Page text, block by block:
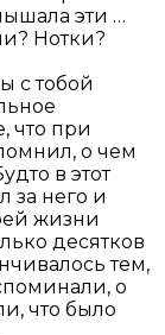
эти …
Нотки?
с тобой
что при
о чем
в этот
за него и
жизни
десятков
тем,
о
что было